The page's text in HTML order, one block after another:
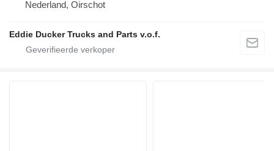
Nederland, Oirschot
Eddie Ducker Trucks and Parts v.o.f.